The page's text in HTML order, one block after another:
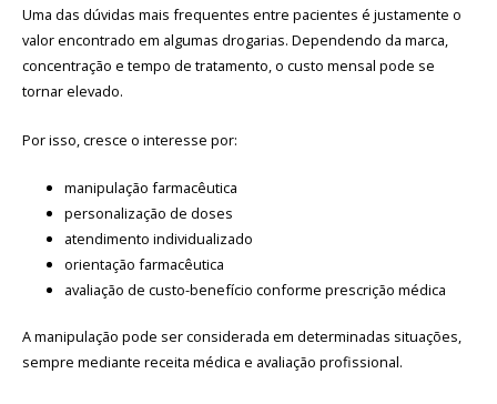
Uma das dúvidas mais frequentes entre pacientes é justamente o
valor encontrado em algumas drogarias. Dependendo da marca,
concentração e tempo de tratamento, o custo mensal pode se
tornar elevado.
Por isso, cresce o interesse por:
manipulação farmacêutica
personalização de doses
atendimento individualizado
orientação farmacêutica
avaliação de custo-benefício conforme prescrição médica
A manipulação pode ser considerada em determinadas situações,
sempre mediante receita médica e avaliação profissional.